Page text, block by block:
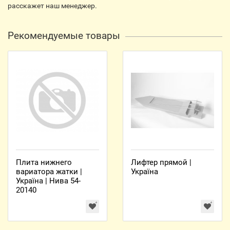
расскажет наш менеджер.
Рекомендуемые товары
Плита нижнего
вариатора жатки |
Україна | Нива 54-
20140
Лифтер прямой |
Україна